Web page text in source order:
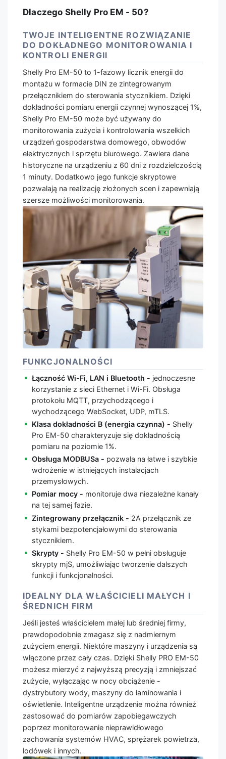
Dlaczego Shelly Pro EM - 50?
TWOJE INTELIGENTNE ROZWIĄZANIE
DO DOKŁADNEGO MONITOROWANIA I
KONTROLI ENERGII
Shelly Pro EM-50 to 1-fazowy licznik energii do
montażu w formacie DIN ze zintegrowanym
przełącznikiem do sterowania stycznikiem. Dzięki
dokładności pomiaru energii czynnej wynoszącej 1%,
Shelly Pro ЕМ-50 może być używany do
monitorowania zużycia i kontrolowania wszelkich
urządzeń gospodarstwa domowego, obwodów
elektrycznych i sprzętu biurowego. Zawiera dane
historyczne na urządzeniu z 60 dni z rozdzielczością
1 minuty. Dodatkowo jego funkcje skryptowe
pozwalają na realizację złożonych scen i zapewniają
szersze możliwości monitorowania.
FUNKCJONALNOŚCI
Łączność Wi-Fi, LAN i Bluetooth - jednoczesne
korzystanie z sieci Ethernet i Wi-Fi. Obsługa
protokołu MQTT, przychodzącego i
wychodzącego WebSocket, UDP, mTLS.
Klasa dokładności B (energia czynna) - Shelly
Pro EM-50 charakteryzuje się dokładnością
pomiaru na poziomie 1%.
Obsługa MODBUSa - pozwala na łatwe i szybkie
wdrożenie w istniejących instalacjach
przemysłowych.
Pomiar mocy - monitoruje dwa niezależne kanały
na tej samej fazie.
Zintegrowany przełącznik - 2A przełącznik ze
stykami bezpotencjałowymi do sterowania
stycznikiem.
Skrypty - Shelly Pro EM-50 w pełni obsługuje
skrypty mjS, umożliwiając tworzenie dalszych
funkcji i funkcjonalności.
IDEALNY DLA WŁAŚCICIELI MAŁYCH I
ŚREDNICH FIRM
Jeśli jesteś właścicielem małej lub średniej firmy,
prawdopodobnie zmagasz się z nadmiernym
zużyciem energii. Niektóre maszyny i urządzenia są
włączone przez cały czas. Dzięki Shelly PRO EM-50
możesz mierzyć z najwyższą precyzją i zmniejszać
zużycie, wyłączając w nocy obciążenie -
dystrybutory wody, maszyny do laminowania i
oświetlenie. Inteligentne urządzenie można również
zastosować do pomiarów zapobiegawczych
poprzez monitorowanie nieprawidłowego
zachowania systemów HVAC, sprężarek powietrza,
lodówek i innych.